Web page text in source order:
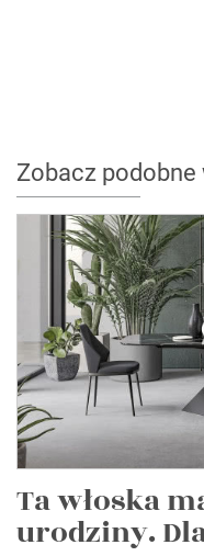
Zobacz
Ta włoska
urodziny.